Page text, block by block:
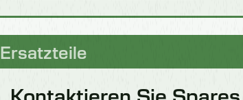
Ersatzteile